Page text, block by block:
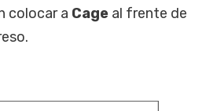
colocar a Cage al frente de